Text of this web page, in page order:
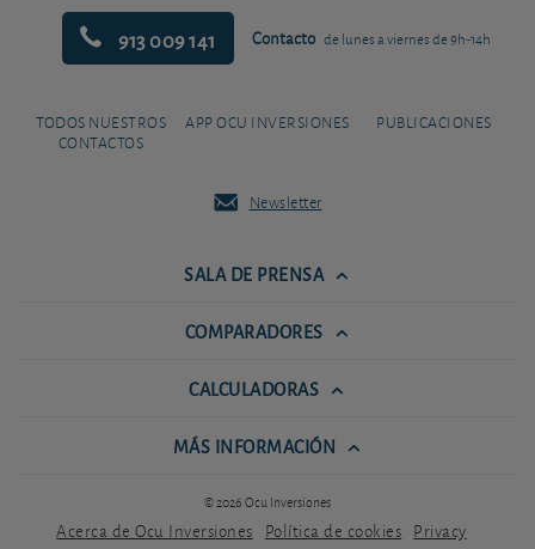
913 009 141 Contacto de lunes a viernes de 9h-14h
TODOS NUESTROS
CONTACTOS
APP OCU INVERSIONES PUBLICACIONES
Newsletter
SALA DE PRENSA
COMPARADORES
CALCULADORAS
MÁS INFORMACIÓN
© 2026 Ocu Inversiones
Acerca de Ocu Inversiones Política de cookies Privacy